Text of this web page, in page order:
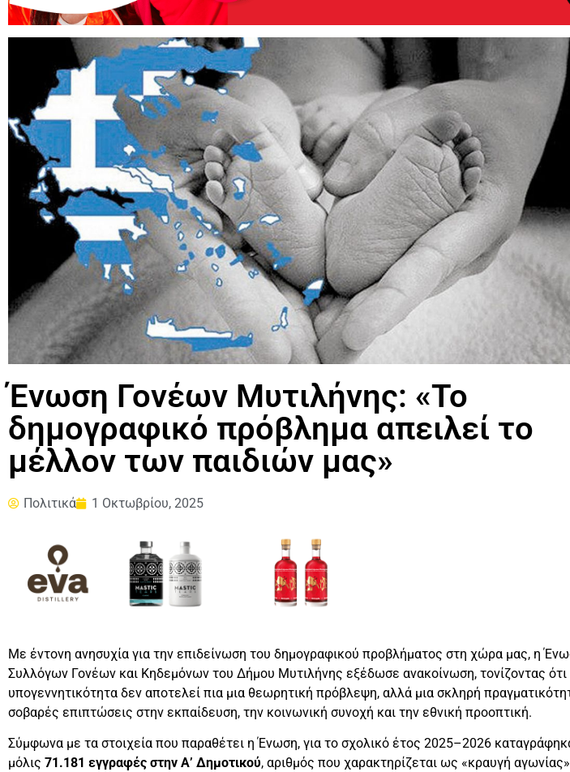
Ένωση Γονέων Μυτιλήνης: «Το
δημογραφικό πρόβλημα απειλεί το
μέλλον των παιδιών μας»
Πολιτικά 1 Οκτωβρίου, 2025
Με έντονη ανησυχία για την επιδείνωση του δημογραφικού προβλήματος στη χώρα μας, η
Συλλόγων Γονέων και Κηδεμόνων του Δήμου Μυτιλήνης εξέδωσε ανακοίνωση, τονίζοντας ότι
υπογεννητικότητα δεν αποτελεί πια μια θεωρητική πρόβλεψη, αλλά μια σκληρή
σοβαρές επιπτώσεις στην εκπαίδευση, την κοινωνική συνοχή και την εθνική προοπτική.
Σύμφωνα με τα στοιχεία που παραθέτει η Ένωση, για το σχολικό έτος 2025–2026
μόλις 71.181 εγγραφές στην Α’ Δημοτικού, αριθμός που χαρακτηρίζεται ως «κραυγή